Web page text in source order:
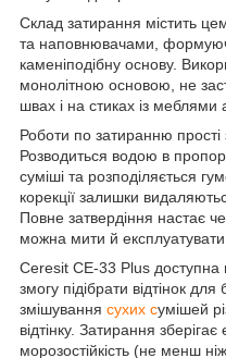
Склад затирання містить
та наповнювачами,
каменіподібну основу.
монолітною основою, не
швах і на стиках із
Роботи по затиранню прості
Розводиться водою в
суміші та розподіляється
корекції залишки
Повне затвердіння настає
можна мити й експлуатувати.
Ceresit CE-33 Plus доступна
змогу підібрати відтінок
змішування сухих сумішей
відтінку. Затирання зберігає
морозостійкість (не менш